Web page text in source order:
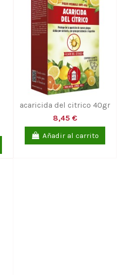
acaricida del citrico 40gr
8,45 €
Añadir al carrito